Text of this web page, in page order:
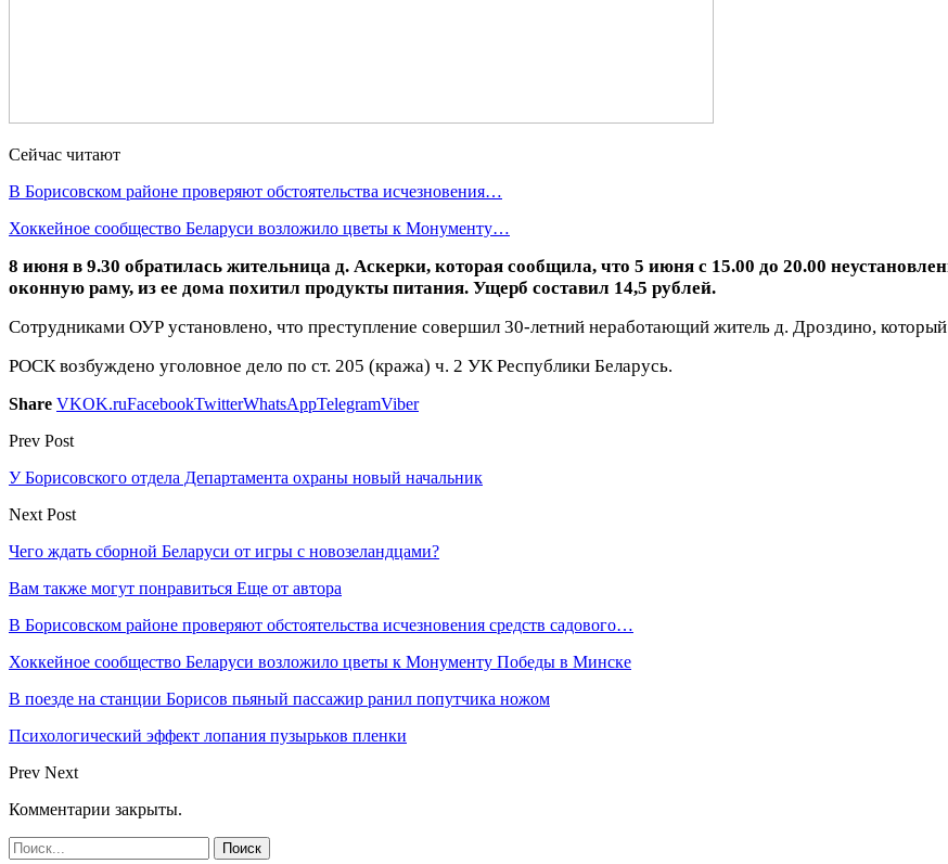
Сейчас читают
В Борисовском районе проверяют обстоятельства исчезновения…
Хоккейное сообщество Беларуси возложило цветы к Монументу…
8 июня в 9.30 обратилась жительница д. Аскерки, которая сообщила, что 5 июня с 15.00 до 20.00
оконную раму, из ее дома похитил продукты питания. Ущерб составил 14,5 рублей.
Сотрудниками ОУР установлено, что преступление совершил 30-летний неработающий житель д. Дроздино,
РОСК возбуждено уголовное дело по ст. 205 (кража) ч. 2 УК Республики Беларусь.
Share VKOK.ruFacebookTwitterWhatsAppTelegramViber
Prev Post
У Борисовского отдела Департамента охраны новый начальник
Next Post
Чего ждать сборной Беларуси от игры с новозеландцами?
Вам также могут понравиться Еще от автора
В Борисовском районе проверяют обстоятельства исчезновения средств садового…
Хоккейное сообщество Беларуси возложило цветы к Монументу Победы в Минске
В поезде на станции Борисов пьяный пассажир ранил попутчика ножом
Психологический эффект лопания пузырьков пленки
Prev Next
Комментарии закрыты.